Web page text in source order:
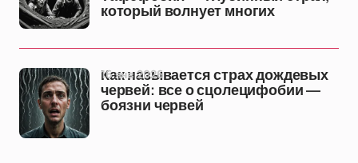
который волнует многих
Как называется страх дождевых
червей: все о сцолецифобии —
боязни червей
16 янв 2026